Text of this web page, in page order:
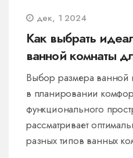
дек, 1 2024
Как выбрать
ванной комнаты
Выбор размера
в планировании
функционального
рассматривает
разных типов ванных